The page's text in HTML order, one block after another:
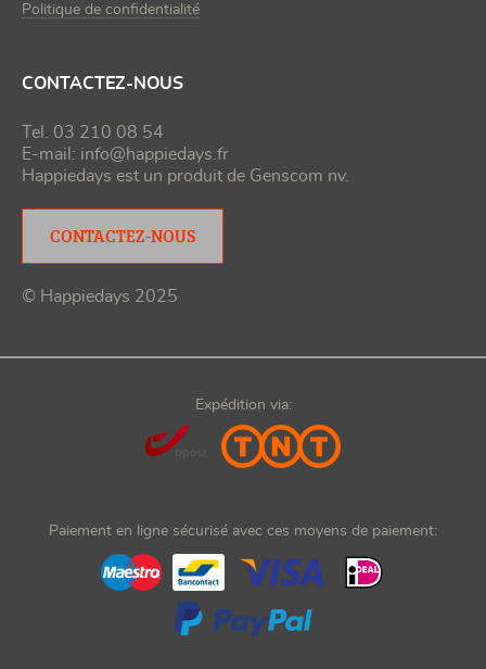
Politique de confidentialité
CONTACTEZ-NOUS
Tel. 03 210 08 54
E-mail: info@happiedays.fr
Happiedays est un produit de Genscom nv.
CONTACTEZ-NOUS
© Happiedays 2025
Expédition via:
Paiement en ligne sécurisé avec ces moyens de paiement: